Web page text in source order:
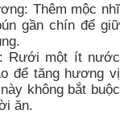
Thêm mộc nhĩ
gần chín để giữ
Rưới một ít nước
để tăng hương vị
không bắt buộc
ăn.